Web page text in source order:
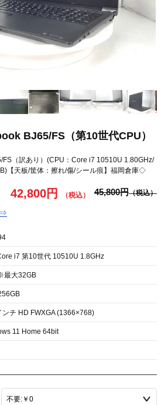
BJ65/FS（第10世代CPU）
（訳あり）(CPU：Core i7 10510U 1.80GHz/
【天板/筐体：擦れ/傷/シール痕】福岡倉庫◇
⇒
42,800円 45,800円
i7 第10世代 10510U 1.8GHz
最大32GB
ンチ HD FWXGA (1366×768)
11 Home 64bit